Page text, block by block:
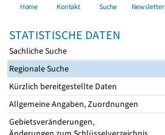
Home Kontakt Suche Newsletter
STATISTISCHE DATEN
Sachliche Suche
Regionale Suche
Kürzlich bereitgestellte Daten
Allgemeine Angaben, Zuordnungen
Gebietsveränderungen,